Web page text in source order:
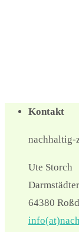
Kontakt
nachhaltig-
Ute Storch
64380